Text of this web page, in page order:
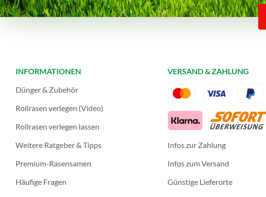
INFORMATIONEN
Dünger & Zubehör
Rollrasen verlegen (Video)
Rollrasen verlegen lassen
Weitere Ratgeber & Tipps
Premium-Rasensamen
Häufige Fragen
VERSAND & ZAHLUNG
Infos zur Zahlung
Infos zum Versand
Günstige Lieferorte